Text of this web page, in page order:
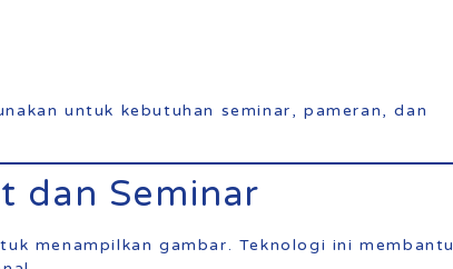
untuk kebutuhan seminar, pameran, dan
dan Seminar
menampilkan gambar. Teknologi ini membantu